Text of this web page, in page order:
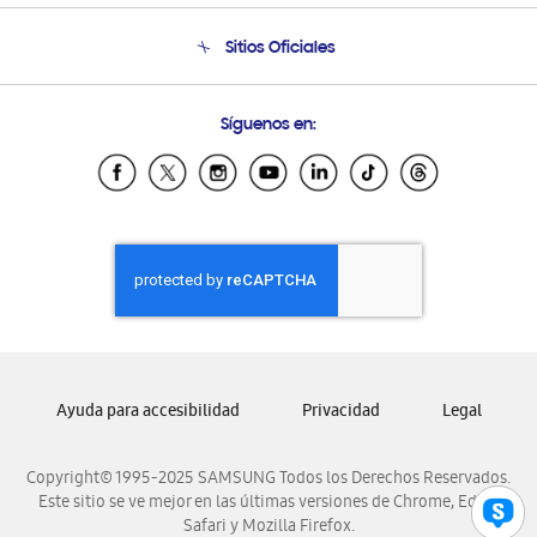
Condiciones de Compra
Soporte vía eMail
Sitios Oficiales
Samsung Ecuador
Samsung El Salvador
Samsung Honduras
Samsung Nicaragua
Samsung Panamá
Samsung Venezuela
Síguenos en:
Copyright© 1995-2025 SAMSUNG Todos los Derechos Reservados.
Este sitio se ve mejor en las últimas versiones de Chrome, Edge,
Safari y Mozilla Firefox.
Ayuda para accesibilidad Privacidad Legal